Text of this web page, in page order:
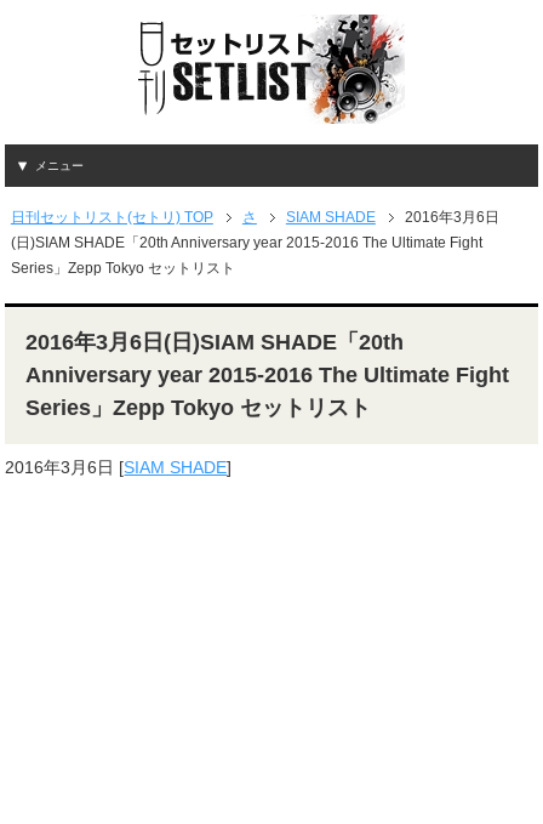
メニュー
日刊セットリスト(セトリ) TOP さ SIAM SHADE
2016年3月6日
(日)SIAM SHADE「20th Anniversary year 2015-2016 The Ultimate Fight
Series」Zepp Tokyo セットリスト
2016年3月6日(日)SIAM SHADE「20th
Anniversary year 2015-2016 The Ultimate Fight
Series」Zepp Tokyo セットリスト
2016年3月6日 [SIAM SHADE]